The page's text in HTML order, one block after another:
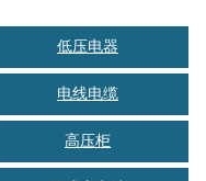
低压电器
电线电缆
高压柜